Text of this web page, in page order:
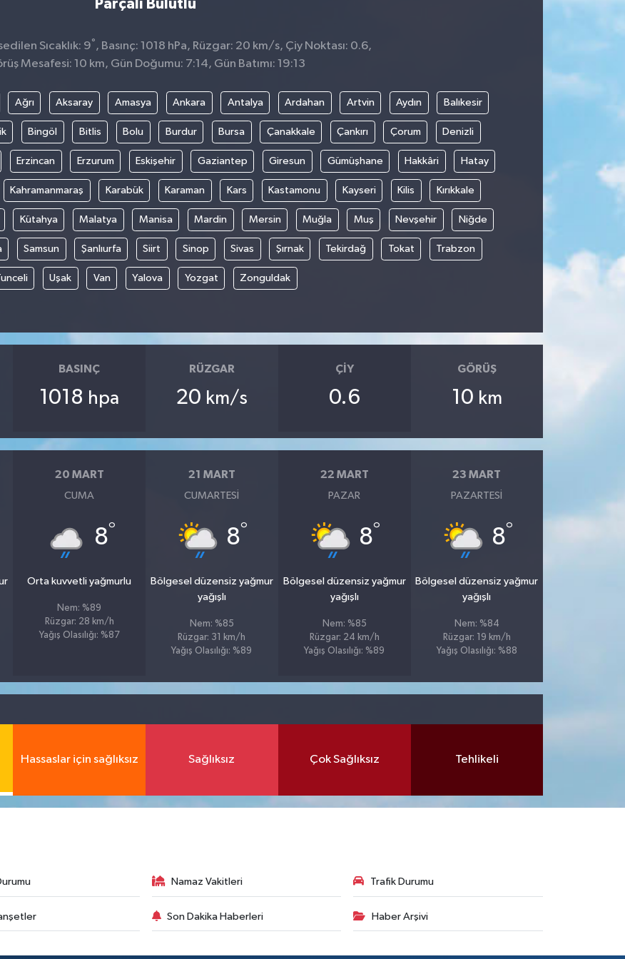
Parçalı Bulutlu
Sıcaklık: 9° , Basınç: 1018 hPa, Rüzgar: 20 km/s, Çiy Noktası: 0.6,
Mesafesi: 10 km, Gün Doğumu: 7:14, Gün Batımı: 19:13
Ağrı Aksaray Amasya Ankara Antalya Ardahan Artvin Aydın Balıkesir
Bingöl Bitlis Bolu Burdur Bursa Çanakkale Çankırı Çorum Denizli
Erzincan Erzurum Eskişehir Gaziantep Giresun Gümüşhane Hakkâri Hatay
Kahramanmaraş Karabük Karaman Kars Kastamonu Kayseri Kilis Kırıkkale
Kütahya Malatya Manisa Mardin Mersin Muğla Muş Nevşehir Niğde
Samsun Şanlıurfa Siirt Sinop Sivas Şırnak Tekirdağ Tokat Trabzon
Uşak Van Yalova Yozgat Zonguldak
BASINÇ
1018 hpa
RÜZGAR
20 km/s
ÇIY
0.6
GÖRÜŞ
10 km
20 MART
CUMA
8°
Orta kuvvetli yağmurlu
Nem: %89
Rüzgar: 28 km/h
Yağış Olasılığı: %87
21 MART
CUMARTESI
8°
Bölgesel düzensiz yağmur
yağışlı
Nem: %85
Rüzgar: 31 km/h
Yağış Olasılığı: %89
22 MART
PAZAR
8°
Bölgesel düzensiz yağmur
yağışlı
Nem: %85
Rüzgar: 24 km/h
Yağış Olasılığı: %89
23 MART
PAZARTESI
8°
Bölgesel düzensiz yağmur
yağışlı
Nem: %84
Rüzgar: 19 km/h
Yağış Olasılığı: %88
Hassaslar için sağlıksız Sağlıksız Çok Sağlıksız Tehlikeli
Namaz Vakitleri Trafik Durumu
Son Dakika Haberleri Haber Arşivi